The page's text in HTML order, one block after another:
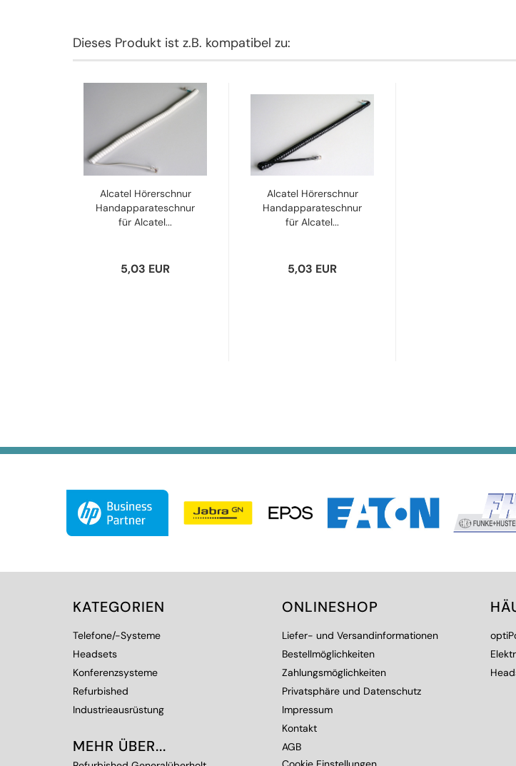
Dieses Produkt ist z.B. kompatibel zu:
Alcatel Hörerschnur
Handapparateschnur
für Alcatel...
5,03 EUR
Alcatel Hörerschnur
Handapparateschnur
für Alcatel...
5,03 EUR
KATEGORIEN
Telefone/-Systeme
Headsets
Konferenzsysteme
Refurbished
Industrieausrüstung
MEHR ÜBER...
ONLINESHOP
Liefer- und Versandinformationen
Bestellmöglichkeiten
Zahlungsmöglichkeiten
Privatsphäre und Datenschutz
Impressum
Kontakt
AGB